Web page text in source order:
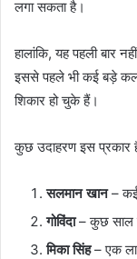
लगा सकता है।
हालांकि, यह पहली बार
इससे पहले भी कई बड़े
शिकार हो चुके हैं।
कुछ उदाहरण इस प्रकार
सलमान खान– कई
गोविंदा– कुछ साल
मिका सिंह– एक